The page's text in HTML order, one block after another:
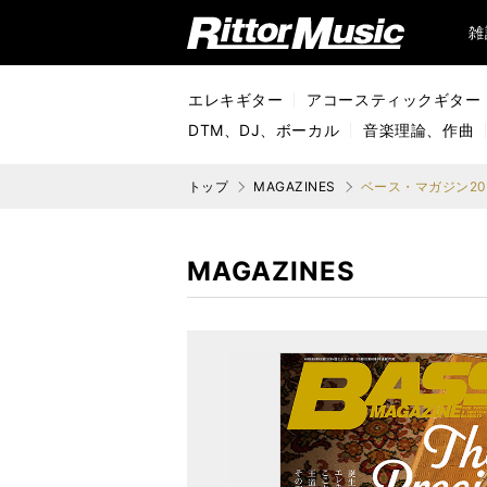
リットーミュージック (Rittor Music)
エレキギター
アコースティックギター
DTM、DJ、ボーカル
音楽理論、作曲
トップ MAGAZINES ベース・マガジン
MAGAZINES